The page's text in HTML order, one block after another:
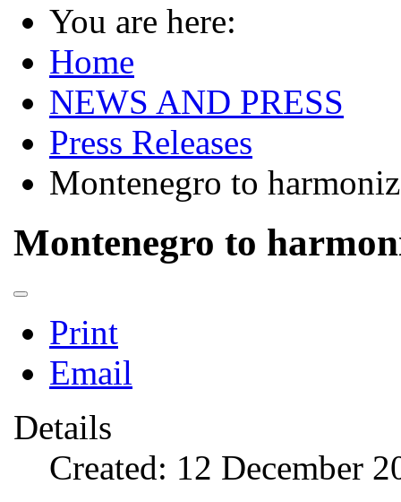
You are here:
Home
NEWS AND PRESS
Press Releases
Montenegro to
Montenegro to
Print
Email
Details
Created: 12 December